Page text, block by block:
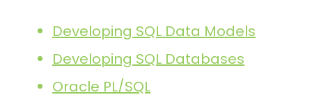
Developing SQL Data Models
Developing SQL Databases
Oracle PL/SQL